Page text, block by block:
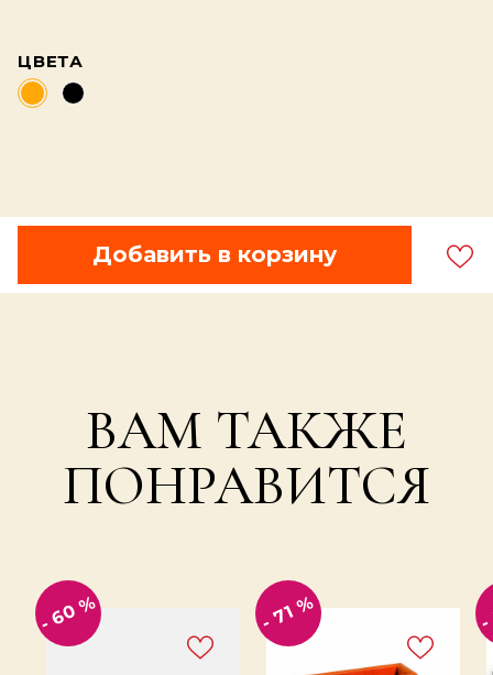
ЦВЕТА
Добавить в корзину
ВАМ ТАКЖЕ
ПОНРАВИТСЯ
- 60 % - 71 % -